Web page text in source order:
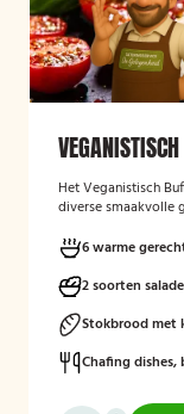
HetVeganistisch
diverse smaakvolle
gevarieerde keuze
die bewust of
6 warme
2 soorten
Stokbrood met
Chafing